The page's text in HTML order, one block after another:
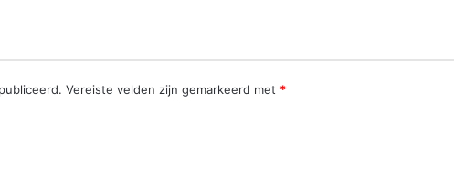
Vereiste velden zijn gemarkeerd met *